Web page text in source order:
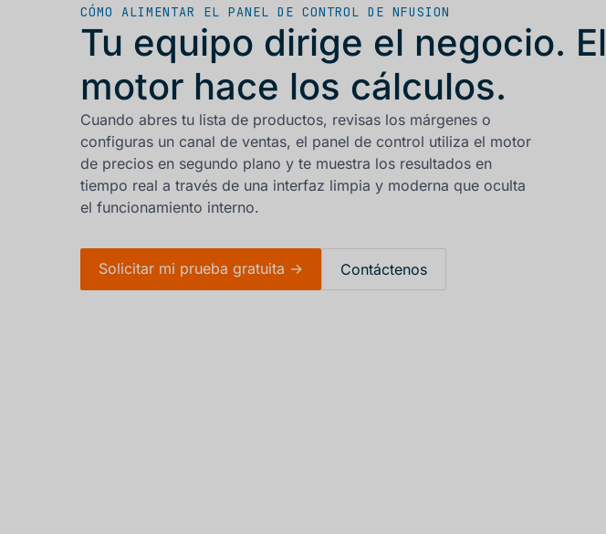
CÓMO ALIMENTAR EL PANEL DE CONTROL DE NFUSION
Tu equipo dirige el negocio. El
motor hace los cálculos.
Cuando abres tu lista de productos, revisas los márgenes o
configuras un canal de ventas, el panel de control utiliza el motor
de precios en segundo plano y te muestra los resultados en
tiempo real a través de una interfaz limpia y moderna que oculta
el funcionamiento interno.
Solicitar mi prueba gratuita -> Contáctenos